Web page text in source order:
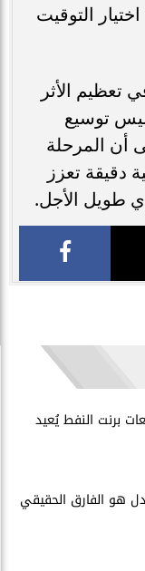
التوقيت
تعظيم الأثر
توسيع
أن المرحلة
دقيقة تعزز
طويل الأجل.
برنت النفط يُعيد
هو الفارق الحقيقي